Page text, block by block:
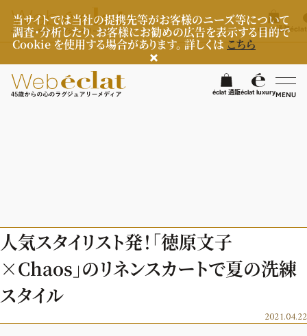
当サイトでは当社の提携先等がお客様のニーズ等について
調査・分析したり、お客様にお勧めの広告を表示する目的で
Cookie を使用する場合があります。 詳しくはこちら
éclat 通販éclat luxuryMENU
8月の毎日コーデ
50代なに着てる？
ファッション特集
ヘアスタイル・ヘアケア
エイジングケア
メイク
50代ベストコスメ
ヘルスケア
ヘルスケアTOPICS
更年期
ストレッチ・エクササイズ
ライフスタイル
車・家電
エクラ 華組
éclat 通販
人気スタイリスト発！「徳原文子
×Chaos」のリネンスカートで夏の洗練
スタイル
2021.04.22